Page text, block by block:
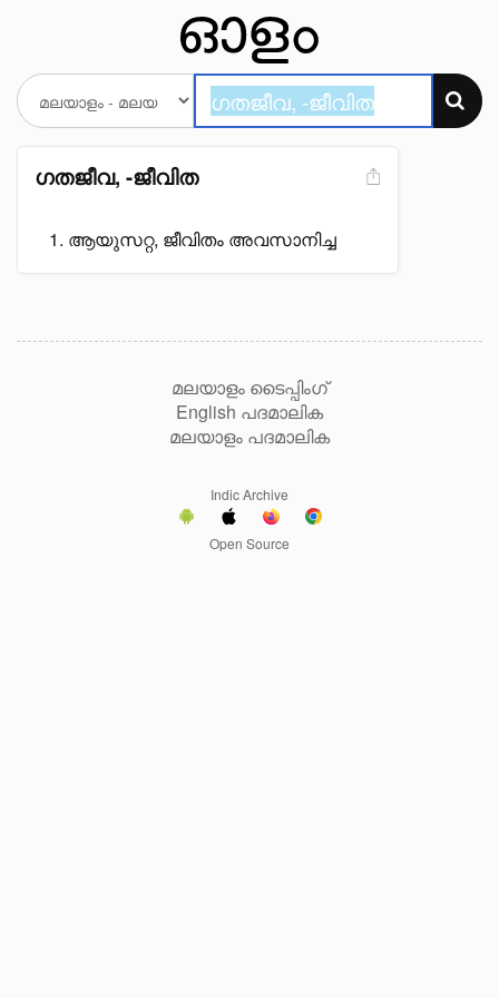
ഗതജീവ, -ജീവിത
ആയുസറ്റ, ജീവിതം അവസാനിച്ച
മലയാളം ടൈപ്പിംഗ്
English പദമാലിക
മലയാളം പദമാലിക
Indic Archive
Open Source